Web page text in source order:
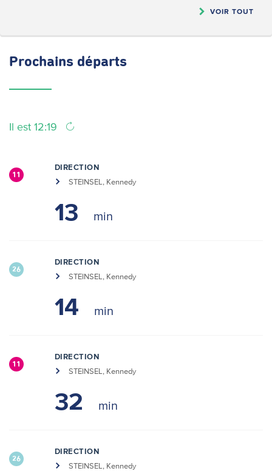
VOIR TOUT
Prochains départs
Il est 12:19
11
DIRECTION
STEINSEL, Kennedy
13
26
DIRECTION
STEINSEL, Kennedy
14
11
DIRECTION
STEINSEL, Kennedy
32
26
DIRECTION
STEINSEL, Kennedy